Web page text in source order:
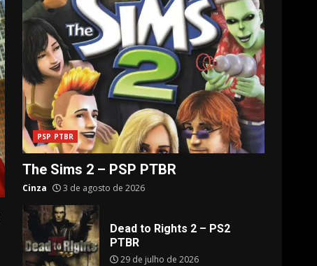
PSP PTBR
The Sims 2 – PSP PTBR
Cinza 3 de agosto de 2026
Dead to Rights 2 – PS2
PTBR
29 de julho de 2026